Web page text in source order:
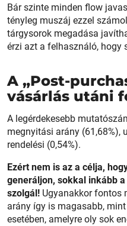
Bár szinte minden flow
tényleg muszáj ezzel
tárgysorok megadása
érzi azt a felhasználó, hogy
A „Post-
vásárlás utáni
A legérdekesebb
megnyitási arány (61,68%),
rendelési (0,54%).
Ezért nem is az a célja,
generáljon, sokkal inkább
szolgál! Ugyanakkor fontos
arány így is magasabb,
esetében, amelyre oly sok